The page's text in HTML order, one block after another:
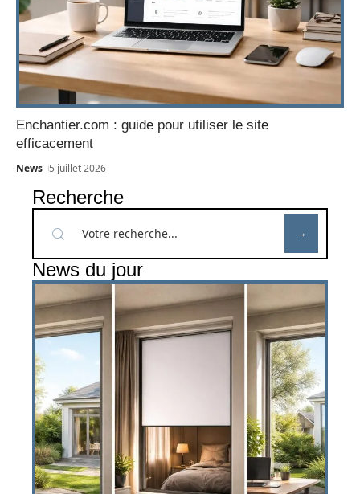
Enchantier.com : guide pour utiliser le site
efficacement
News 5 juillet 2026
Recherche
News du jour